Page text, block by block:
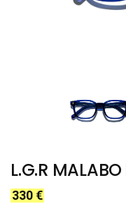
L.G.R
330 €